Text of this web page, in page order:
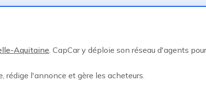
Aquitaine. CapCar y déploie son réseau d'agents
rédige l'annonce et gère les acheteurs.